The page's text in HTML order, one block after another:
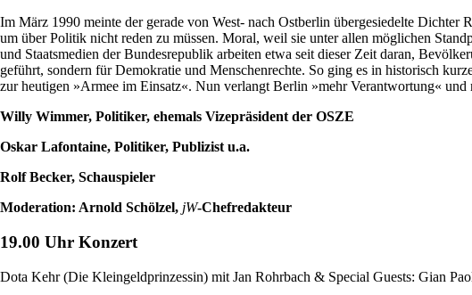
Im März 1990 meinte der gerade von West- nach Ostberlin übergesiedelte
um über Politik nicht reden zu müssen. Moral, weil sie unter allen möglichen
und Staatsmedien der Bundesrepublik arbeiten etwa seit dieser Zeit daran,
geführt, sondern für Demokratie und Menschenrechte. So ging es in historisch
zur heutigen »Armee im Einsatz«. Nun verlangt Berlin »mehr Verantwortung«
Willy Wimmer, Politiker, ehemals Vizepräsident der OSZE
Oskar Lafontaine, Politiker, Publizist u.a.
Rolf Becker, Schauspieler
Moderation: Arnold Schölzel, jW-Chefredakteur
19.00 Uhr Konzert
Dota Kehr (Die Kleingeldprinzessin) mit Jan Rohrbach & Special Guests: Gian